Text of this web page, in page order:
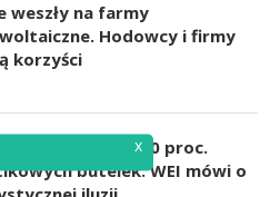
weszły na farmy
Hodowcy i firmy
korzyści
miała zebrać 100 proc.
butelek. WEI mówi o
x